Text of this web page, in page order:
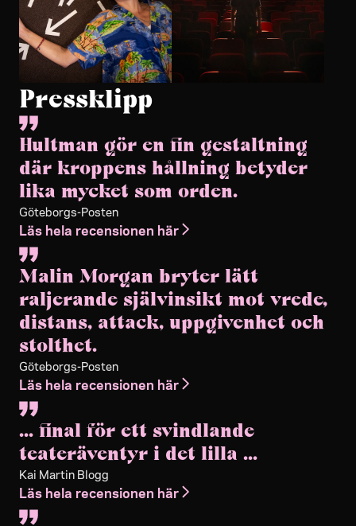
Pressklipp
Hultman gör en fin gestaltning
där kroppens hållning betyder
lika mycket som orden.
Göteborgs-Posten
Läs hela recensionen här
Malin Morgan bryter lätt
raljerande självinsikt mot vrede,
distans, attack, uppgivenhet och
stolthet.
Göteborgs-Posten
Läs hela recensionen här
... final för ett svindlande
teateräventyr i det lilla ...
Kai Martin Blogg
Läs hela recensionen här